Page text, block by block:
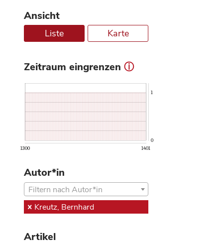
Ansicht
Liste Karte
Zeitraum eingrenzen ⓘ
1300 1401
0
1
Autor*in
Filtern nach Autor*in
Kreutz, Bernhard
Artikel